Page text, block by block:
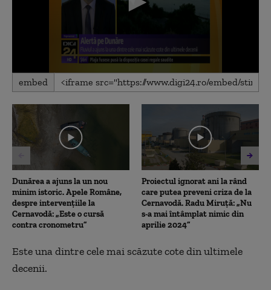
0
seconds
1
minute,
34
seconds
embed
Dunărea a ajuns la un nou
minim istoric. Apele Române,
despre intervențiile la
Cernavodă: „Este o cursă
contra cronometru”
Proiectul ignorat ani la rând
care putea preveni criza de la
Cernavodă. Radu Miruță: „Nu
s-a mai întâmplat nimic din
aprilie 2024”
Este una dintre cele mai scăzute cote din ultimele
decenii.